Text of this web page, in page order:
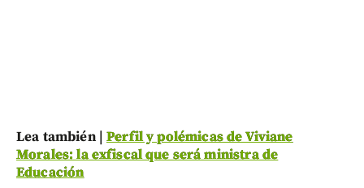
Lea también |Perfil y polémicas de Viviane
Morales: la exfiscal que será ministra de
Educación